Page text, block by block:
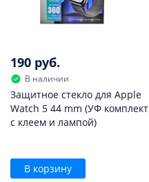
190 руб.
В наличии
Защитное стекло для Apple
Watch 5 44 mm (УФ комплект
с клеем и лампой)
В корзину